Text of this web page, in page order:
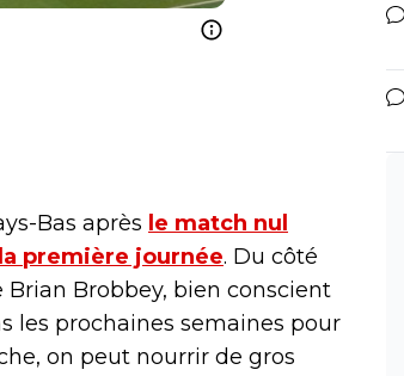
Bas après le match nul
première journée. Du côté
Brobbey, bien conscient
les prochaines semaines pour
on peut nourrir de gros